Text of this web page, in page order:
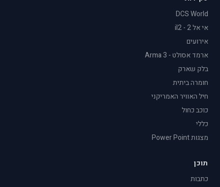
DCS World
אי אל 2 - il2
אירועים
ארמד אסולט - Arma 3
בלק שארק
חומרה ביתית
חיל האוויר האמריקני
כוכב כחול
כללי
מצגות Power Point
תוכן
כתבות